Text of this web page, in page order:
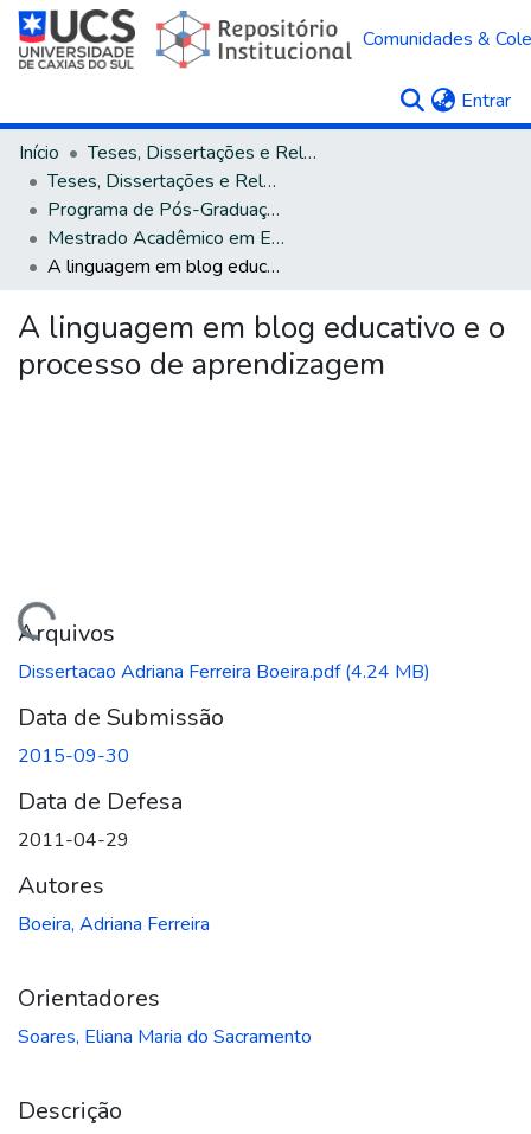
Comunidades &
Entrar
Início
Teses, Dissertações e Relatórios
Teses, Dissertações e Relatórios defendidos na UCS
Programa de Pós-Graduação em Educação
Mestrado Acadêmico em Educação
A linguagem em blog educativo e o processo de aprendizagem
A linguagem em blog educativo e o
processo de aprendizagem
Arquivos
Dissertacao Adriana Ferreira Boeira.pdf(4.24 MB)
Data de Submissão
2015-09-30
Data de Defesa
2011-04-29
Autores
Boeira, Adriana Ferreira
Orientadores
Soares, Eliana Maria do Sacramento
Descrição